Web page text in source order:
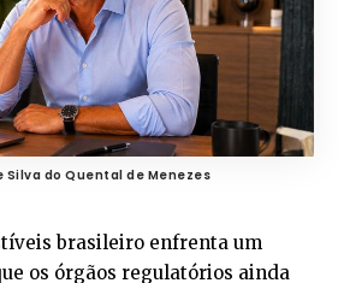
Silva do Quental de Menezes
brasileiro enfrenta um
os órgãos regulatórios ainda